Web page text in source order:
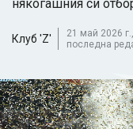
някогашния си
Клуб 'Z'
21 май 2026
последна